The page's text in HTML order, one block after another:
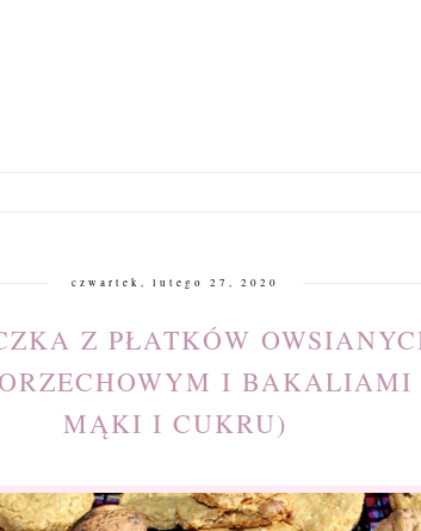
czwartek, lutego 27, 2020
Z PŁATKÓW
I BAKALIAMI
MĄKI I CUKRU)